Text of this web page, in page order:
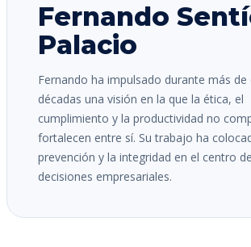
Fernando
Palacio
Fernando ha impulsado durante más de
décadas una visión en la que la ética, el
cumplimiento y la productividad no
fortalecen entre sí. Su trabajo ha
prevención y la integridad en el centro
decisiones empresariales.